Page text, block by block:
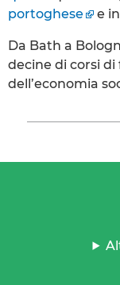
portoghese
e in
Da Bath a
decine di corsi
dell’economia